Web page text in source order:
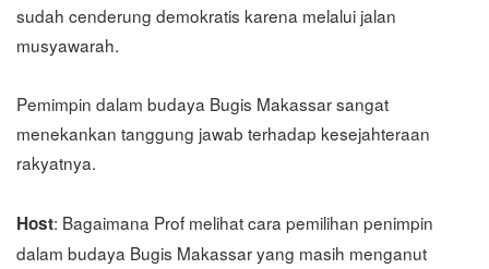
sudah cenderung demokratis karena melalui jalan
musyawarah.
Pemimpin dalam budaya Bugis Makassar sangat
menekankan tanggung jawab terhadap kesejahteraan
rakyatnya.
Host: Bagaimana Prof melihat cara pemilihan penimpin
dalam budaya Bugis Makassar yang masih menganut